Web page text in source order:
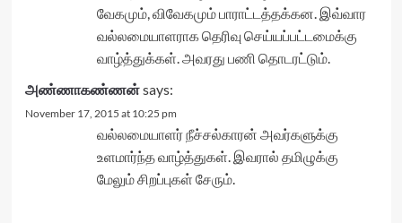
வேகமும், விவேகமும் பாராட்டத்தக்கன. இவ்வார
வல்லமையாளராக தெரிவு செய்யப்பட்டமைக்கு
வாழ்த்துக்கள். அவரது பணி தொடரட்டும்.
அண்ணாகண்ணன்says:
November 17, 2015 at 10:25 pm
வல்லமையாளர் நீச்சல்காரன் அவர்களுக்கு
உளமார்ந்த வாழ்த்துகள். இவரால் தமிழுக்கு
மேலும் சிறப்புகள் சேரும்.